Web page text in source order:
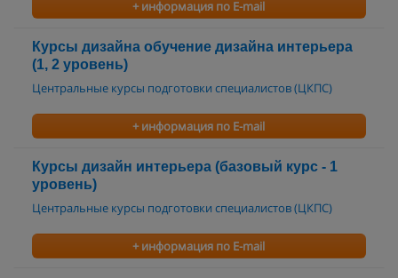
+ информация по E-mail
Курсы дизайна обучение дизайна интерьера
(1, 2 уровень)
Центральные курсы подготовки специалистов (ЦКПС)
+ информация по E-mail
Курсы дизайн интерьера (базовый курс - 1
уровень)
Центральные курсы подготовки специалистов (ЦКПС)
+ информация по E-mail